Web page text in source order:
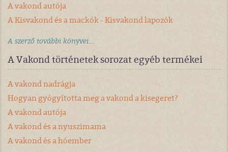
A vakond autója
A Kisvakond és a mackók - Kisvakond lapozók
A szerző további könyvei...
A Vakond történetek sorozat egyéb termékei
A vakond nadrágja
Hogyan gyógyította meg a vakond a kisegeret?
A vakond autója
A vakond és a nyuszimama
A vakond és a hóember